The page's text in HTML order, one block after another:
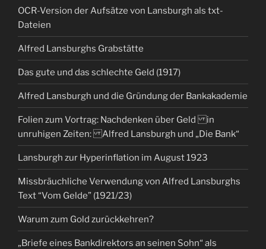
OCR-Version der Aufsätze von Lansburgh als txt-
Dateien
Alfred Lansburghs Grabstätte
Das gute und das schlechte Geld (1917)
Alfred Lansburgh und die Gründung der Bankakademie
Folien zum Vortrag: Nachdenken über Geld in
unruhigen Zeiten: Alfred Lansburgh und „Die Bank“
Lansburgh zur Hyperinflation im August 1923
Missbräuchliche Verwendung von Alfred Lansburghs
Text “Vom Gelde” (1921/23)
Warum zum Gold zurückkehren?
„Briefe eines Bankdirektors an seinen Sohn“ als